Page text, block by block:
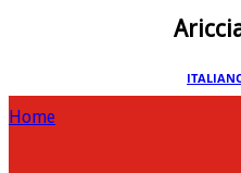
Home